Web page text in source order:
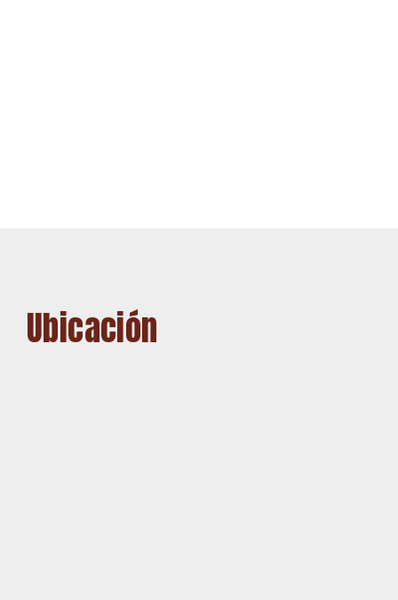
Ubicación